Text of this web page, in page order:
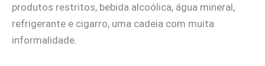
produtos restritos, bebida alcoólica, água mineral,
refrigerante e cigarro, uma cadeia com muita
informalidade.